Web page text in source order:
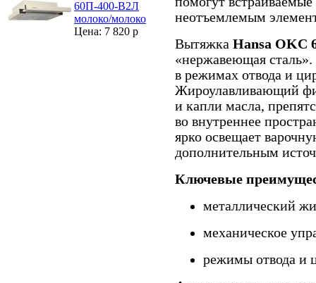
60П-400-В2Л
молоко/молоко
Цена: 7 820 р
неотъемлемым
Вытяжка Hansa OKC
«нержавеющая
в режимах отвода и
Жироулавливающий
и капли масла,
во внутреннее
ярко освещает
дополнительным
Ключевые
металлический
механическое
режимы отвода и